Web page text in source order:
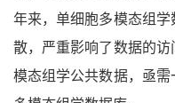
年来，单细胞多模态组
散，严重影响了数据的
模态组学公共数据，亟